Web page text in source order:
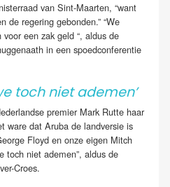
van Sint-Maarten, “want
de regering gebonden.” “We
een zak geld “, aldus de
in een spoedconferentie
toch niet ademen’
premier Mark Rutte haar
ware dat Aruba de landversie is
Floyd en onze eigen Mitch
toch niet ademen”, aldus de
Croes.